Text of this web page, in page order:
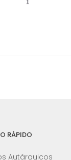
RÁPIDO
Autárquicos